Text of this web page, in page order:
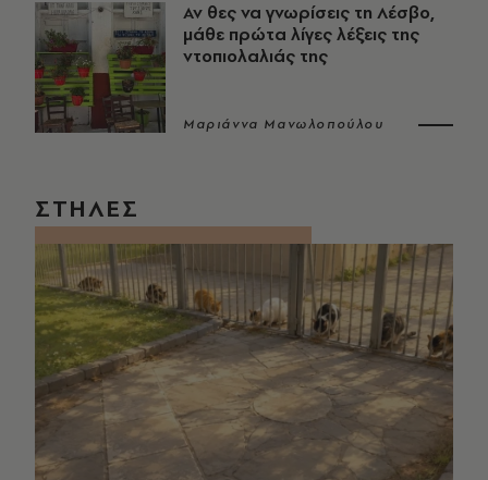
Αν θες να γνωρίσεις τη Λέσβο,
μάθε πρώτα λίγες λέξεις της
ντοπιολαλιάς της
Μαριάννα Μανωλοπούλου
ΣΤΗΛΕΣ